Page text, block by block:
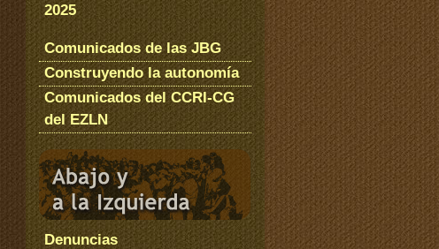
2025
Comunicados de las JBG
Construyendo la autonomía
Comunicados del CCRI-CG
del EZLN
Denuncias